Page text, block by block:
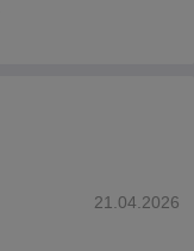
21.04.2026